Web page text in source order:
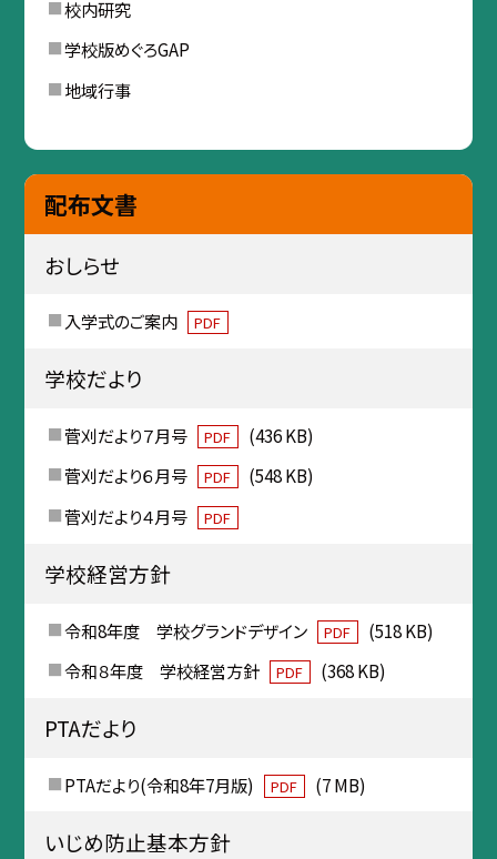
校内研究
学校版めぐろGAP
地域行事
配布文書
おしらせ
入学式のご案内 PDF
学校だより
菅刈だより７月号 PDF
(436 KB)
菅刈だより６月号
PDF
(548 KB)
菅刈だより４月号
PDF
学校経営方針
令和8年度 学校グランドデザイン PDF
(518 KB)
令和８年度 学校経営方針
PDF (368 KB)
PTAだより
PTAだより(令和8年7月版) PDF (7 MB)
いじめ防止基本方針